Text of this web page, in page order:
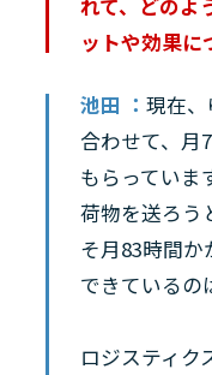
れて、どのよ
ットや効果に
池田 ： 現在
合わせて、月
もらっていま
荷物を送ろう
そ月83時間
できているの
ロジスティク